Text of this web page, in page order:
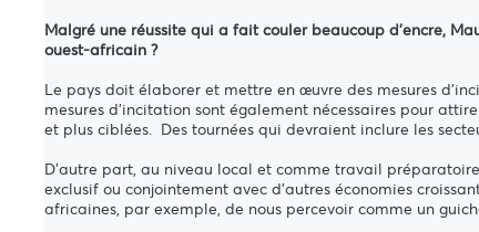
Malgré une réussite qui a fait couler beaucoup d'encre,
ouest-africain ?
Le pays doit élaborer et mettre en œuvre des mesures
mesures d'incitation sont également nécessaires pour
et plus ciblées. Des tournées qui devraient inclure les
D'autre part, au niveau local et comme travail
exclusif ou conjointement avec d'autres économies
africaines, par exemple, de nous percevoir comme un